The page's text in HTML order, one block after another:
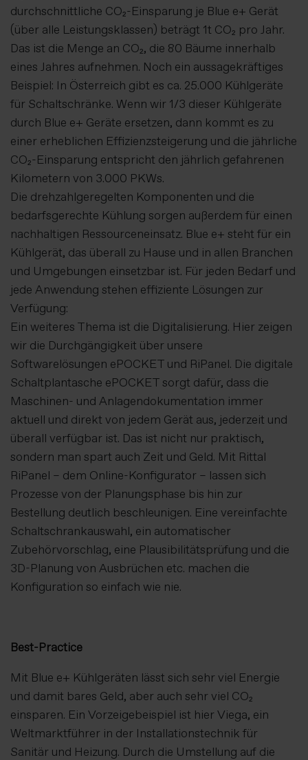
durchschnittliche CO₂-Einsparung je Blue e+ Gerät
(über alle Leistungsklassen) beträgt 1t CO₂ pro Jahr.
Das ist die Menge an CO₂, die 80 Bäume innerhalb
eines Jahres aufnehmen. Noch ein aussagekräftiges
Beispiel: In Österreich gibt es ca. 25.000 Kühlgeräte
für Schaltschränke. Wenn wir 1/3 dieser Kühlgeräte
durch Blue e+ Geräte ersetzen, dann kommt es zu
einer erheblichen Effizienzsteigerung und die jährliche
CO₂-Einsparung entspricht den jährlich gefahrenen
Kilometern von 3.000 PKWs.
Die drehzahlgeregelten Komponenten und die
bedarfsgerechte Kühlung sorgen außerdem für einen
nachhaltigen Ressourceneinsatz. Blue e+ steht für ein
Kühlgerät, das überall zu Hause und in allen Branchen
und Umgebungen einsetzbar ist. Für jeden Bedarf und
jede Anwendung stehen effiziente Lösungen zur
Verfügung:
Ein weiteres Thema ist die Digitalisierung. Hier zeigen
wir die Durchgängigkeit über unsere
Softwarelösungen ePOCKET und RiPanel. Die digitale
Schaltplantasche ePOCKET sorgt dafür, dass die
Maschinen- und Anlagendokumentation immer
aktuell und direkt von jedem Gerät aus, jederzeit und
überall verfügbar ist. Das ist nicht nur praktisch,
sondern man spart auch Zeit und Geld. Mit Rittal
RiPanel – dem Online-Konfigurator – lassen sich
Prozesse von der Planungsphase bis hin zur
Bestellung deutlich beschleunigen. Eine vereinfachte
Schaltschrankauswahl, ein automatischer
Zubehörvorschlag, eine Plausibilitätsprüfung und die
3D-Planung von Ausbrüchen etc. machen die
Konfiguration so einfach wie nie.
Best-Practice
Mit Blue e+ Kühlgeräten lässt sich sehr viel Energie
und damit bares Geld, aber auch sehr viel CO₂
einsparen. Ein Vorzeigebeispiel ist hier Viega, ein
Weltmarktführer in der Installationstechnik für
Sanitär und Heizung. Durch die Umstellung auf die